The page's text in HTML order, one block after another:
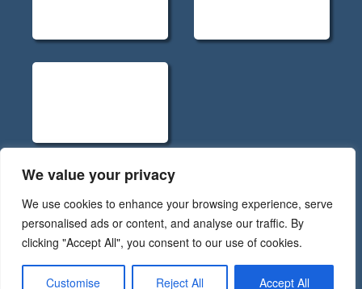
We value your privacy
We use cookies to enhance your browsing experience, serve
personalised ads or content, and analyse our traffic. By
clicking "Accept All", you consent to our use of cookies.
Customise Reject All Accept All
Políticas de Privacidade - Rev.5
Código de Conduta RGPD - Rev.5
Política de Cookies
Câmara Municipal do Nordeste © 2026